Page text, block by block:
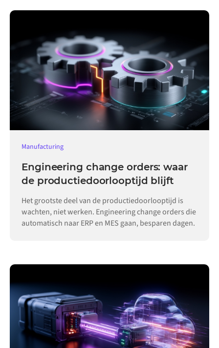
Manufacturing
Engineering change orders: waar
de productiedoorlooptijd blijft
Het grootste deel van de productiedoorlooptijd is
wachten, niet werken. Engineering change orders die
automatisch naar ERP en MES gaan, besparen dagen.